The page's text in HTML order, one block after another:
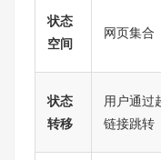
状态
空间
网页集合
状态
转移
用户通过
链接跳转